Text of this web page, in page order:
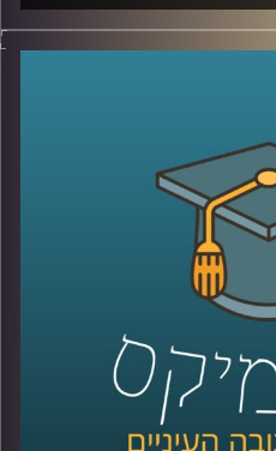
החוקים! פרופסור
עבירות כגון
לא חוקיות
אבל יש לזה גם
שהבחנתם באחד או